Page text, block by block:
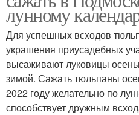
лунному
Для успешных всходов
украшения приусадебных
высаживают луковицы
зимой. Сажать тюльпаны
2022 году желательно по
способствует дружным